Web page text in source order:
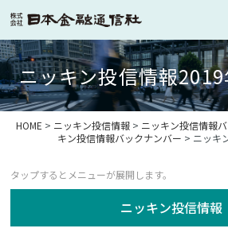
ニッキン投信情報
HOME > ニッキン投信情報> ニッキン投信情報
キン投信情報バックナンバー > ニッキ
ニッキン投信情報